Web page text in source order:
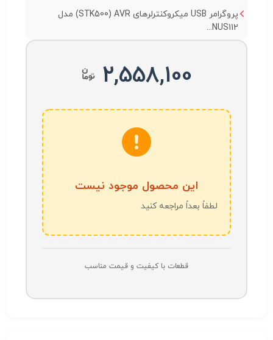
پروگرامر USB میکروکنترلرهای STK500) AVR) مدل
NUS112...
2,558,100
این محصول موجود نیست
لطفاً بعداً مراجعه کنید
قطعات با کیفیت و قیمت مناسب